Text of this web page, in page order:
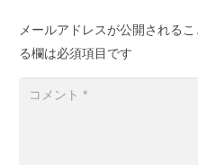
メールアドレスが公開されるこ
る欄は必須項目です